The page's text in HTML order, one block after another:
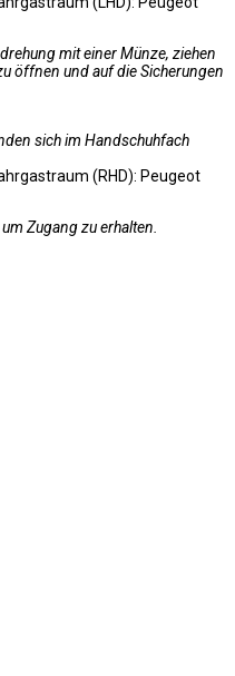
mit einer Münze, ziehen
öffnen und auf die Sicherungen
sich im Handschuhfach
Zugang zu erhalten.